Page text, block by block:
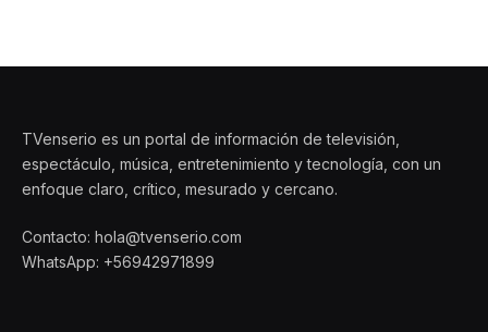
TVenserio es un portal de información de televisión,
espectáculo, música, entretenimiento y tecnología, con un
enfoque claro, crítico, mesurado y cercano.
Contacto: hola@tvenserio.com
WhatsApp: +56942971899